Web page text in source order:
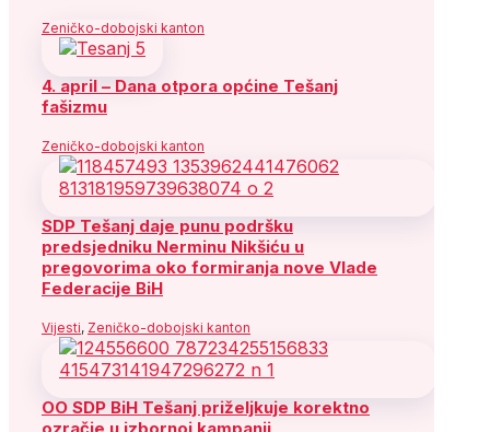
Zeničko-dobojski kanton
4. april – Dana otpora općine Tešanj
fašizmu
Zeničko-dobojski kanton
SDP Tešanj daje punu podršku
predsjedniku Nerminu Nikšiću u
pregovorima oko formiranja nove Vlade
Federacije BiH
Vijesti, Zeničko-dobojski kanton
OO SDP BiH Tešanj priželjkuje korektno